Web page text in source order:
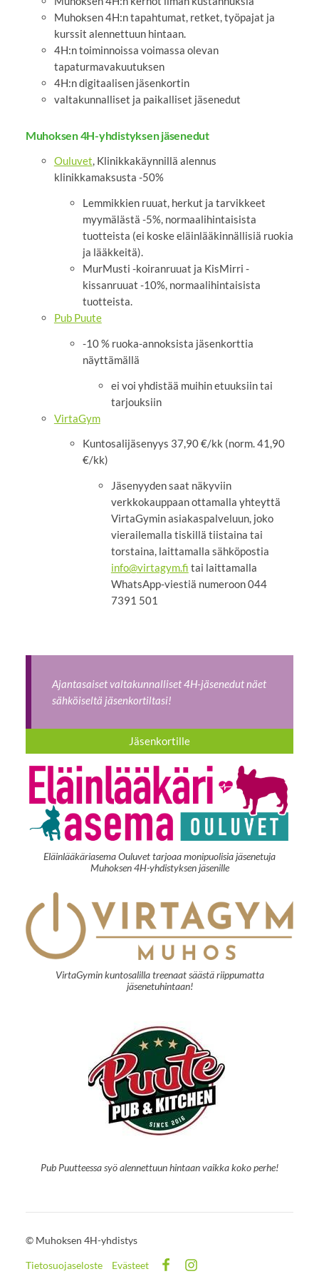
Jäsenkortille
Eläinlääkäriasema Ouluvet tarjoaa monipuolisia jäsenetuja
Muhoksen 4H-yhdistyksen jäsenille
VirtaGymin kuntosalilla treenaat säästä riippumatta
jäsenetuhintaan!
Pub Puutteessa syö alennettuun hintaan vaikka koko perhe!
Muhoksen 4H:n tapahtumat, retket, työpajat ja
kurssit alennettuun hintaan.
4H:n toiminnoissa voimassa olevan
tapaturmavakuutuksen
4H:n digitaalisen jäsenkortin
valtakunnalliset ja paikalliset jäsenedut
Muhoksen 4H-yhdistyksen jäsenedut
Ouluvet, Klinikkakäynnillä alennus
klinikkamaksusta -50%
Lemmikkien ruuat, herkut ja tarvikkeet
myymälästä -5%, normaalihintaisista
tuotteista (ei koske eläinlääkinnällisiä ruokia
ja lääkkeitä).
MurMusti -koiranruuat ja KisMirri -
kissanruuat -10%, normaalihintaisista
tuotteista.
Pub Puute
-10 % ruoka-annoksista jäsenkorttia
näyttämällä
ei voi yhdistää muihin etuuksiin tai
tarjouksiin
VirtaGym
Kuntosalijäsenyys 37,90 €/kk (norm. 41,90
€/kk)
Jäsenyyden saat näkyviin
verkkokauppaan ottamalla yhteyttä
VirtaGymin asiakaspalveluun, joko
vierailemalla tiskillä tiistaina tai
torstaina, laittamalla sähköpostia
info@virtagym.fi tai laittamalla
WhatsApp-viestiä numeroon 044
7391 501
Ajantasaiset valtakunnalliset 4H-jäsenedut näet
sähköiseltä jäsenkortiltasi!
© Muhoksen 4H-yhdistys
Tietosuojaseloste
Evästeet